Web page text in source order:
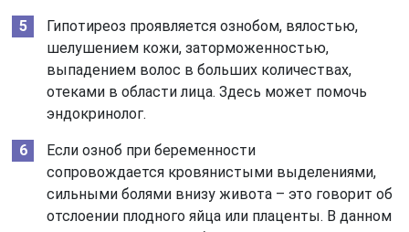
Гипотиреоз проявляется ознобом, вялостью,
шелушением кожи, заторможенностью,
выпадением волос в больших количествах,
отеками в области лица. Здесь может помочь
эндокринолог.
Если озноб при беременности
сопровождается кровянистыми выделениями,
сильными болями внизу живота – это говорит об
отслоении плодного яйца или плаценты. В данном